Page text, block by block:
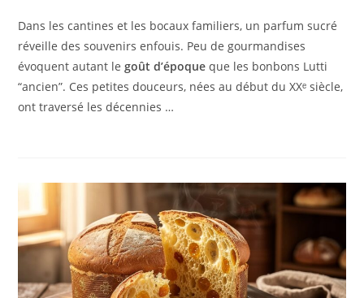
Dans les cantines et les bocaux familiers, un parfum sucré
réveille des souvenirs enfouis. Peu de gourmandises
évoquent autant legoût d’époque que les bonbons Lutti
“ancien”. Ces petites douceurs, nées au début du XXᵉ siècle,
ont traversé les décennies …